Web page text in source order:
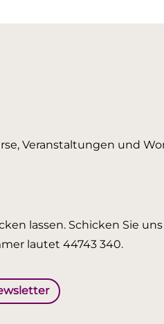
Veranstaltungen und
lassen. Schicken Sie
lautet 44743 340.